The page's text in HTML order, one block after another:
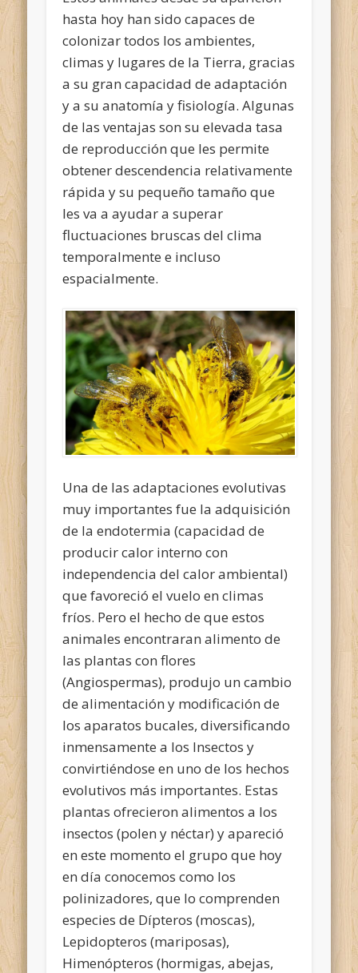
hasta hoy han sido capaces de
colonizar todos los ambientes,
climas y lugares de la Tierra, gracias
a su gran capacidad de adaptación
y a su anatomía y fisiología. Algunas
de las ventajas son su elevada tasa
de reproducción que les permite
obtener descendencia relativamente
rápida y su pequeño tamaño que
les va a ayudar a superar
fluctuaciones bruscas del clima
temporalmente e incluso
espacialmente.
Una de las adaptaciones evolutivas
muy importantes fue la adquisición
de la endotermia (capacidad de
producir calor interno con
independencia del calor ambiental)
que favoreció el vuelo en climas
fríos. Pero el hecho de que estos
animales encontraran alimento de
las plantas con flores
(Angiospermas), produjo un cambio
de alimentación y modificación de
los aparatos bucales, diversificando
inmensamente a los Insectos y
convirtiéndose en uno de los hechos
evolutivos más importantes. Estas
plantas ofrecieron alimentos a los
insectos (polen y néctar) y apareció
en este momento el grupo que hoy
en día conocemos como los
polinizadores, que lo comprenden
especies de Dípteros (moscas),
Lepidopteros (mariposas),
Himenópteros (hormigas, abejas,